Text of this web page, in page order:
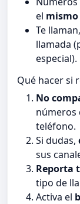
el
Te
llamada
especial).
Qué hacer si
No
números
teléfono.
Si dudas,
sus
Reporta
tipo de
Activa el